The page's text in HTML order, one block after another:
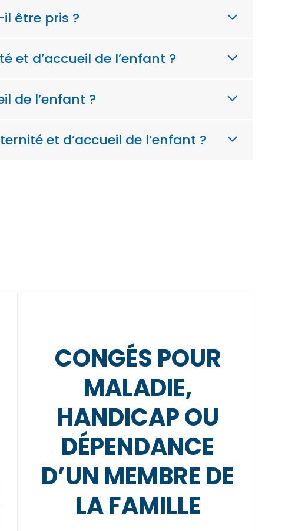
être pris ?
et d’accueil de l’enfant ?
de l’enfant ?
et d’accueil de l’enfant ?
CONGÉS POUR
MALADIE,
HANDICAP OU
DÉPENDANCE
D’UN MEMBRE DE
LA FAMILLE